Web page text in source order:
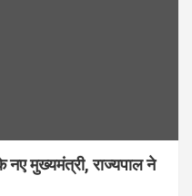
नए मुख्यमंत्री, राज्यपाल ने